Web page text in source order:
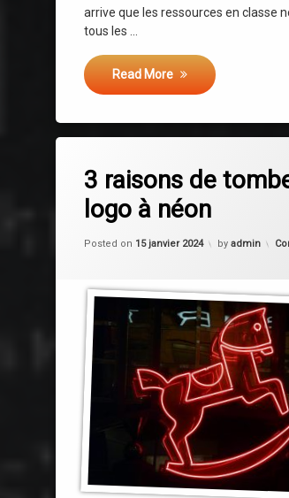
arrive que les ressources en classe
tous les …
Read More
3 raisons de
logo à néon
Posted on 15 janvier 2024 by admin